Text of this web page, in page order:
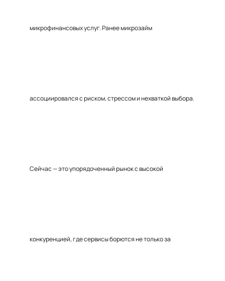
микрофинансовых услуг. Ранее микрозайм
ассоциировался с риском, стрессом и нехваткой выбора.
Сейчас — это упорядоченный рынок с высокой
конкуренцией, где сервисы борются не только за